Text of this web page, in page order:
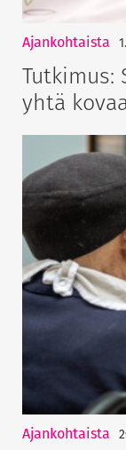
Ajankohtaista
yhtä
Ajankohtaista